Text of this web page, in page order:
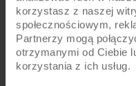
korzystasz z naszej
społecznościowym,
Partnerzy mogą
otrzymanymi od Ciebie
korzystania z ich usług.
Błotniki
Pedały